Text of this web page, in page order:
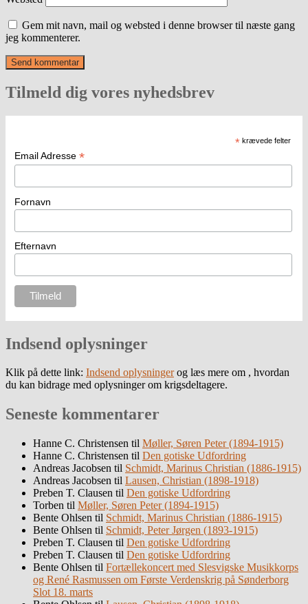
Gem mit navn, mail og websted i denne browser til næste gang
jeg kommenterer.
Tilmeld dig vores nyhedsbrev
* krævede felter
Email Adresse *
Fornavn
Efternavn
Indsend oplysninger
Klik på dette link: Indsend oplysningerog læs mere om , hvordan
du kan bidrage med oplysninger om krigsdeltagere.
Seneste kommentarer
Hanne C. Christensen til Møller, Søren Peter (1894-1915)
Hanne C. Christensen til Den gotiske Udfordring
Andreas Jacobsen til Schmidt, Marinus Christian (1886-1915)
Andreas Jacobsen til Lausen, Christian (1898-1918)
Preben T. Clausen til Den gotiske Udfordring
Torben til Møller, Søren Peter (1894-1915)
Bente Ohlsen til Schmidt, Marinus Christian (1886-1915)
Bente Ohlsen til Schmidt, Peter Jørgen (1893-1915)
Preben T. Clausen til Den gotiske Udfordring
Preben T. Clausen til Den gotiske Udfordring
Bente Ohlsen til Fortællekoncert med Slesvigske Musikkorps
og René Rasmussen om Første Verdenskrig på Sønderborg
Slot 18. marts